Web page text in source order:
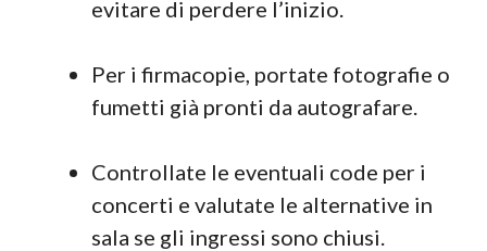
evitare di perdere l’inizio.
Per i firmacopie, portate fotografie o
fumetti già pronti da autografare.
Controllate le eventuali code per i
concerti e valutate le alternative in
sala se gli ingressi sono chiusi.